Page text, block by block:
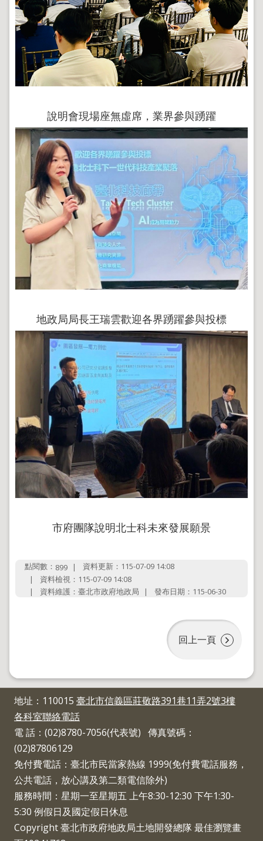
網
回
English
語
詞
政
台
北
通
料
開
放
宣
告
聯
絡
資
訊
說明會現場座無虛席，業界參與踴躍
地政局局長王瑞雲歡迎各界踴躍參與投標
市府團隊說明北士科未來發展願景
點閱數： 899
資料更新：115-07-09 14:08
資料檢視：115-07-09 14:08
資料維護：臺北市政府地政局
發布日期：115-06-30
回上一頁
地址：110015 臺北市信義區莊敬路391巷11弄2號3樓
各科室聯絡電話
電 話：(02)8780-7056(代表號) 傳真號碼：
(02)87806129
免付費電話：臺北市民當家熱線 1999(免付費電話服務，
公共電話，放心講及第二類電信除外)
服務時間：星期一至星期五 上午8:30-12:30 下午1:30-
5:30 例假日及國定假日休息
Copyright 臺北市政府地政局土地開發總隊 最佳瀏覽畫